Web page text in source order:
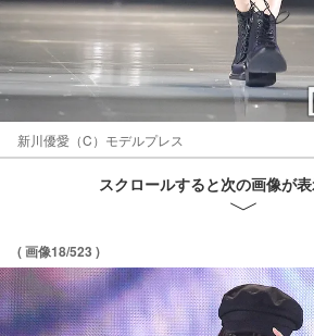
新川優愛（C）モデルプレス
スクロールすると次の画像が
( 画像18/523 )